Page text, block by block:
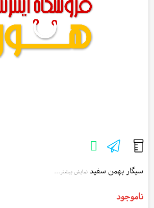
سیگار بهمن سفیدنمایش بیشتر...
ناموجود